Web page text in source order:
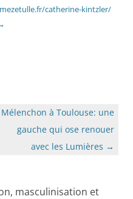
catherine-kintzler/
Mélenchon à Toulouse: une
gauche qui ose renouer
avec les Lumières →
masculinisation et